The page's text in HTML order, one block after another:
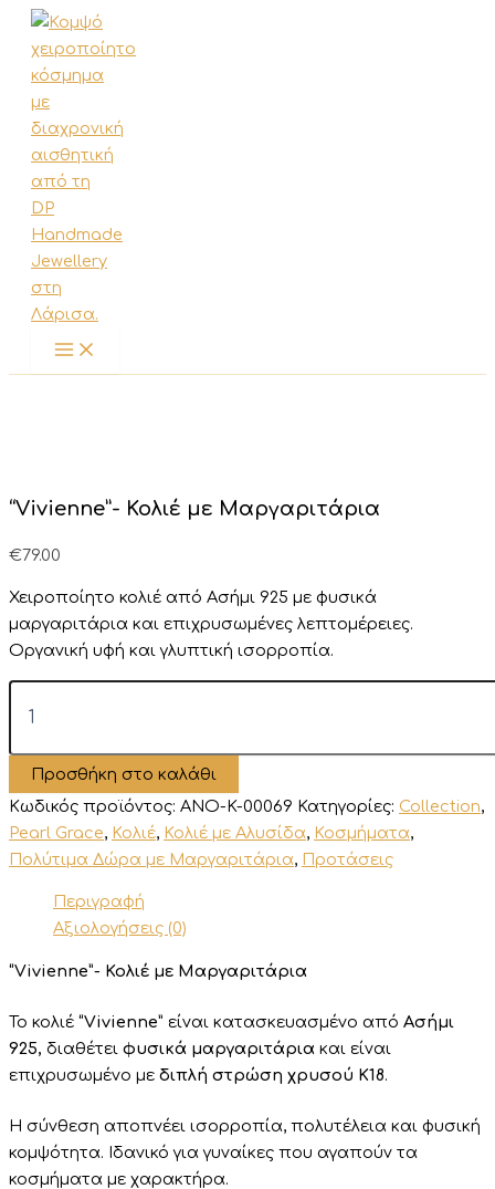
Μετάβαση
στο
περιεχόμενο
“Vivienne”- Κολιέ με Μαργαριτάρια
€79.00
Χειροποίητο κολιέ από Ασήμι 925 με φυσικά
μαργαριτάρια και επιχρυσωμένες λεπτομέρειες.
Οργανική υφή καιγλυπτική ισορροπία.
"Vivienne"-
Κολιέ
Μαργαριτάρια
ποσότητα
Προσθήκη στο καλάθι
Κωδικός προϊόντος: ANO-K-00069 Κατηγορίες: Collection,
Pearl Grace, Κολιέ, Κολιέ με Αλυσίδα, Κοσμήματα,
Πολύτιμα Δώρα με Μαργαριτάρια, Προτάσεις
Περιγραφή
Αξιολογήσεις (0)
“Vivienne”- Κολιέ με Μαργαριτάρια
Το κολιέ “Vivienne” είναι κατασκευασμένο από Ασήμι
925, διαθέτει φυσικά μαργαριτάρια και είναι
επιχρυσωμένο με διπλή στρώση χρυσού Κ18.
H σύνθεση αποπνέει ισορροπία, πολυτέλεια και φυσική
κομψότητα. Ιδανικό για γυναίκες που αγαπούν τα
κοσμήματα με χαρακτήρα.